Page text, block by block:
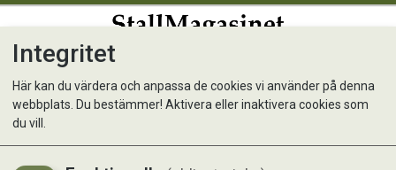
Puzzle mat - Stallmatta
Integritet
Här kan du värdera och anpassa de cookies vi använder på denna
webbplats. Du bestämmer! Aktivera eller inaktivera cookies som
du vill.